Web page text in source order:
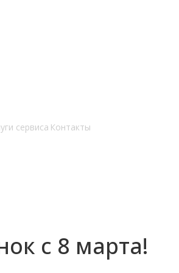
сервиса Контакты
с 8 марта!